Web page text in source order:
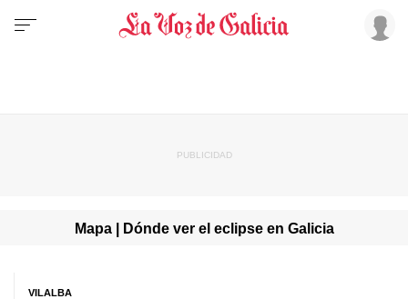
Mapa | Dónde ver el eclipse en Galicia
VILALBA